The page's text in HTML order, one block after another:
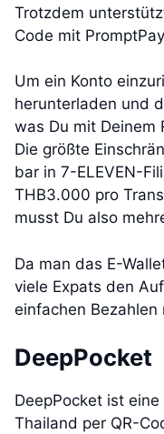
Trotzdem
Code mit
Um ein Konto
herunterladen und
was Du mit Deinem
Die größte
bar in 7-ELEVEN-
THB3.000 pro
musst Du also
Da man das E-
viele Expats den
einfachen
DeepPocket
DeepPocket ist
Thailand per QR-